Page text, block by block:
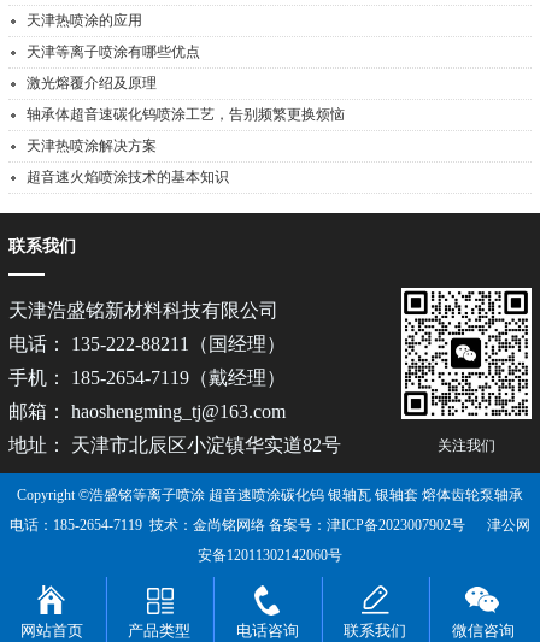
天津热喷涂的应用
天津等离子喷涂有哪些优点
激光熔覆介绍及原理
轴承体超音速碳化钨喷涂工艺，告别频繁更换烦恼
天津热喷涂解决方案
超音速火焰喷涂技术的基本知识
关注我们
联系我们
天津浩盛铭新材料科技有限公司
电话： 135-222-88211（国经理）
手机： 185-2654-7119（戴经理）
邮箱： haoshengming_tj@163.com
地址： 天津市北辰区小淀镇华实道82号
Copyright ©浩盛铭等离子喷涂 超音速喷涂碳化钨 银轴瓦 银轴套 熔体齿轮泵轴承
电话：185-2654-7119 技术： 金尚铭网络备案号： 津ICP备2023007902号
津公网
安备12011302142060号
网站首页 产品类型 电话咨询 联系我们 微信咨询